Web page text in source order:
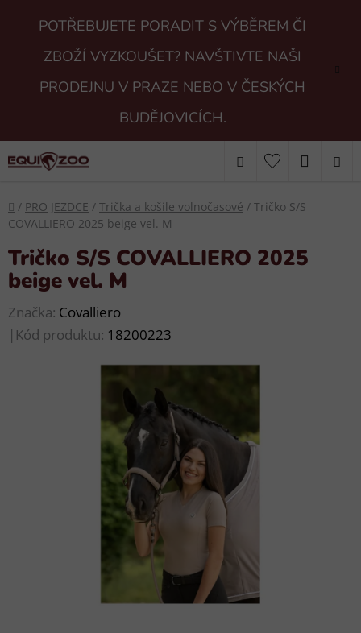
POTŘEBUJETE PORADIT S VÝBĚREM ČI
ZBOŽÍ VYZKOUŠET? NAVŠTIVTE NAŠI
PRODEJNU V PRAZE NEBO V ČESKÝCH
BUDĚJOVICÍCH.
Hledat
Domů
/ PRO JEZDCE / Trička a košile volnočasové / Tričko S/S
COVALLIERO 2025 beige vel. M
Tričko S/S COVALLIERO 2025
beige vel. M
Značka: Covalliero
| Kód produktu: 18200223